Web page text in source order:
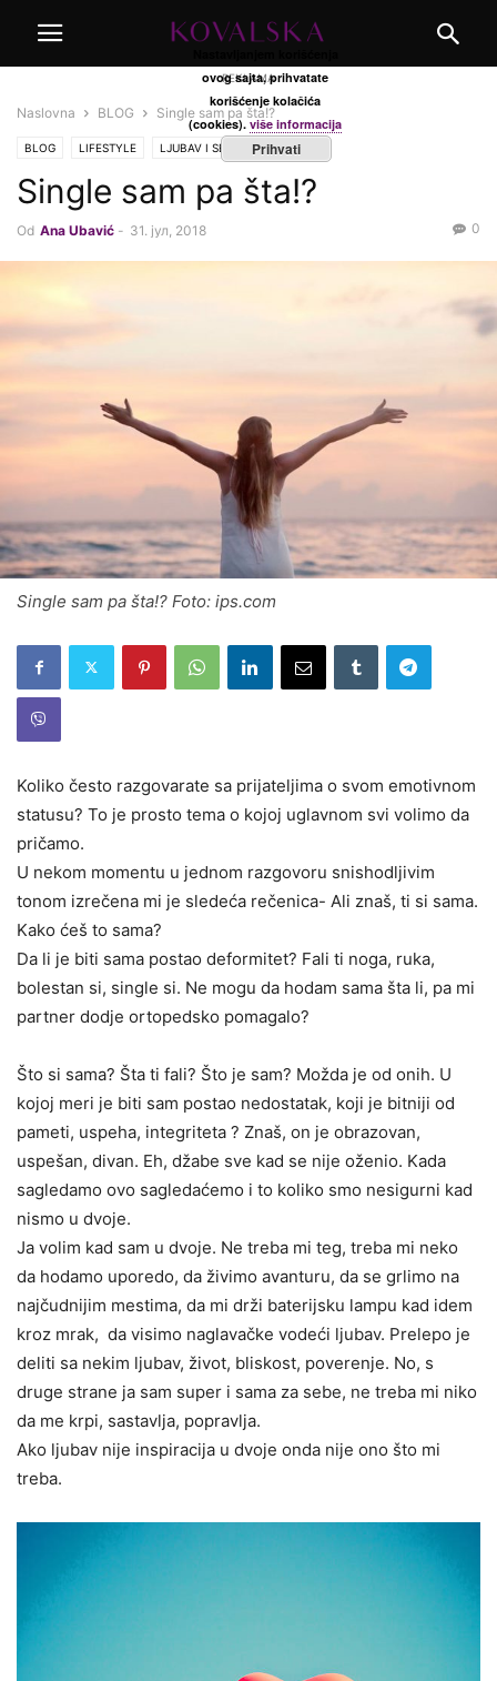
REKLAMA
Naslovna BLOG Single sam pa šta!?
BLOG LIFESTYLE LJUBAV I SEX
Single sam pa šta!?
Od Ana Ubavić - 31. јул, 2018 0
Single sam pa šta!? Foto: ips.com
Koliko često razgovarate sa prijateljima o svom emotivnom
statusu? To je prosto tema o kojoj uglavnom svi volimo da
pričamo.
U nekom momentu u jednom razgovoru snishodljivim
tonom izrečena mi je sledeća rečenica- Ali znaš, ti si sama.
Kako ćeš to sama?
Da li je biti sama postao deformitet? Fali ti noga, ruka,
bolestan si, single si. Ne mogu da hodam sama šta li, pa mi
partner dodje ortopedsko pomagalo?
Što si sama? Šta ti fali? Što je sam? Možda je od onih. U
kojoj meri je biti sam postao nedostatak, koji je bitniji od
pameti, uspeha, integriteta ? Znaš, on je obrazovan,
uspešan, divan. Eh, džabe sve kad se nije oženio. Kada
sagledamo ovo sagledaćemo i to koliko smo nesigurni kad
nismo u dvoje.
Ja volim kad sam u dvoje. Ne treba mi teg, treba mi neko
da hodamo uporedo, da živimo avanturu, da se grlimo na
najčudnijim mestima, da mi drži baterijsku lampu kad idem
kroz mrak, da visimo naglavačke vodeći ljubav. Prelepo je
deliti sa nekim ljubav, život, bliskost, poverenje. No, s
druge strane ja sam super i sama za sebe, ne treba mi niko
da me krpi, sastavlja, popravlja.
Ako ljubav nije inspiracija u dvoje onda nije ono što mi
treba.
ovog sajta, prihvatate
korišćenje kolačića
(cookies). više informacija
Prihvati